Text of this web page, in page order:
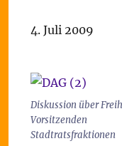
4. Juli 2009
Diskussion über
Stadtratsfraktionen